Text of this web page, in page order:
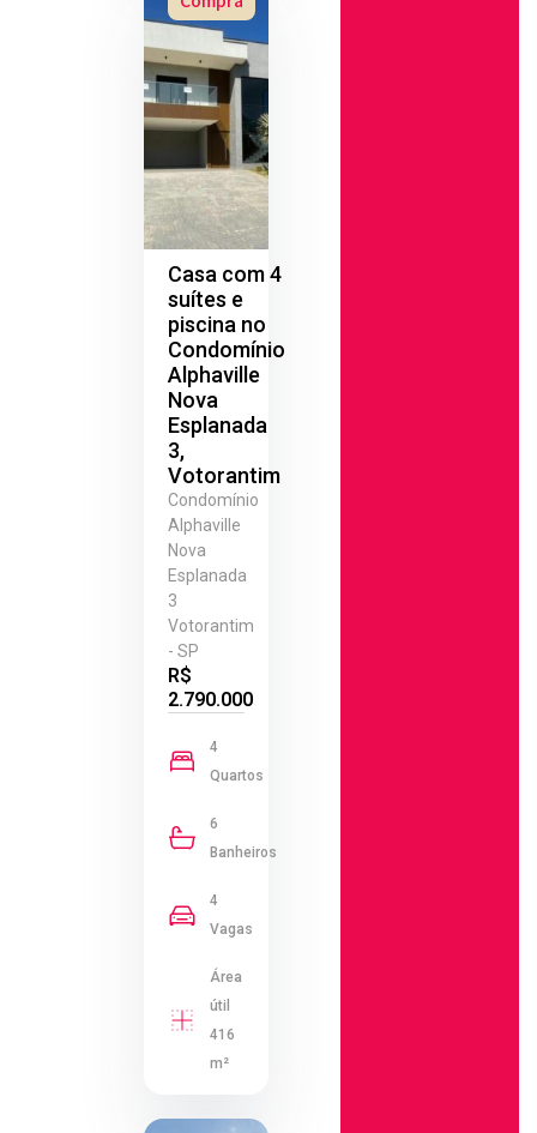
Casa com 4
suítes e
piscina no
Condomínio
Alphaville
Nova
Esplanada
3,
Votorantim
Condomínio
Alphaville
Nova
Esplanada
3
Votorantim
- SP
R$
2.790.000
4
Quartos
6
Banheiros
4
Vagas
Área
útil
416
m²